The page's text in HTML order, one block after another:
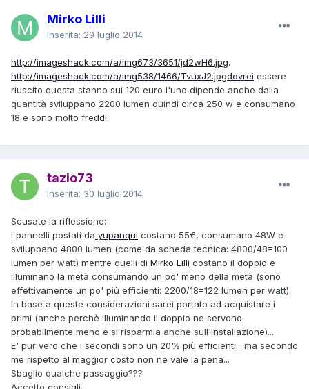
Mirko Lilli
Inserita: 29 luglio 2014
http://imageshack.com/a/img673/3651/jd2wH6.jpg.
http://imageshack.com/a/img538/1466/TvuxJ2.jpgdovrei essere
riuscito questa stanno sui 120 euro l'uno dipende anche dalla
quantità sviluppano 2200 lumen quindi circa 250 w e consumano
18 e sono molto freddi.
tazio73
Inserita: 30 luglio 2014
Scusate la riflessione:
i pannelli postati da yupanqui costano 55€, consumano 48W e
sviluppano 4800 lumen (come da scheda tecnica: 4800/48=100
lumen per watt) mentre quelli di Mirko Lilli costano il doppio e
illuminano la metà consumando un po' meno della metà (sono
effettivamente un po' più efficienti: 2200/18=122 lumen per watt).
In base a queste considerazioni sarei portato ad acquistare i
primi (anche perchè illuminando il doppio ne servono
probabilmente meno e si risparmia anche sull'installazione)....
E' pur vero che i secondi sono un 20% più efficienti....ma secondo
me rispetto al maggior costo non ne vale la pena...
Sbaglio qualche passaggio???